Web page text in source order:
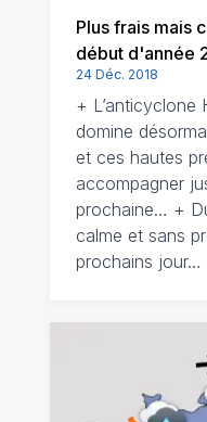
Plus frais mais
début d'année
24 Déc. 2018
+ L’anticyclone
domine
et ces hautes
accompagner
prochaine… +
calme et sans
prochains jour…